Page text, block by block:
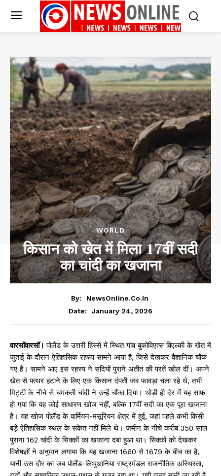
WORLD
किसान को खेत में मिला 17वीं सदी
का चांदी का खजाना
By:
NewsOnline.co.in
Date:
January 24, 2026
वारसॉवारसॉ।पोलैंड के उत्तरी हिस्से में स्थित गांव बुकोविएत्स विएल्की के खेत में
जुताई के दौरान ऐतिहासिक रहस्य सामने आया है, जिसे देखकर वैज्ञानिक चौक
गए हैं। सामने आए इस रहस्य ने सदियों पुराने अतीत की परतें खोल दीं। अपने
खेत से पत्थर हटाने के लिए एक किसान दंपती जब फावड़ा चला रहे थे, तभी
मिट्टी के नीचे से चमकती चांदी ने उन्हें चौंका दिया। थोड़ी ही देर में यह साफ
हो गया कि यह कोई साधारण खोज नहीं, बल्कि 17वीं सदी का एक पूरा खजाना
है। यह खोज पोलैंड के वार्मियन-मसूरियन क्षेत्र में हुई, जहां पहले कभी किसी
बड़े ऐतिहासिक स्थल के संकेत नहीं मिले थे। जमीन के नीचे करीब 350 साल
पुराना 162 चांदी के सिक्कों का खजाना दबा हुआ था। सिक्कों को देखकर
विशेषज्ञों ने अनुमान लगाया कि यह खजाना 1660 से 1679 के बीच का है,
यानी उस दौर का जब पोलैंड-लिथुआनिया राष्ट्रमंडल राजनीतिक अस्थिरता,